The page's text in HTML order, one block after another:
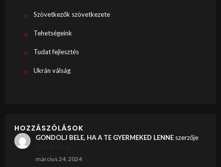
Szövetkezők szövetkezete
Tehetségeink
Tudat fejlesztés
Ukrán válság
HOZZÁSZÓLÁSOK
GONDOLJ BELE, HA A TE GYERMEKED LENNEszerzője
március 24, 2024